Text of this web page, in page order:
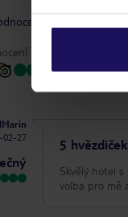
Podrobné
TripAdvisor:
02-27
5
Skvělý hotel
volba pro mě